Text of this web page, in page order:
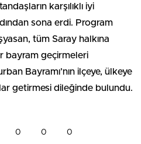
karşılıklı iyi
sona erdi. Program
tüm Saray halkına
bayram geçirmeleri
Bayramı’nın ilçeye, ülkeye
getirmesi dileğinde bulundu.
0 0 0